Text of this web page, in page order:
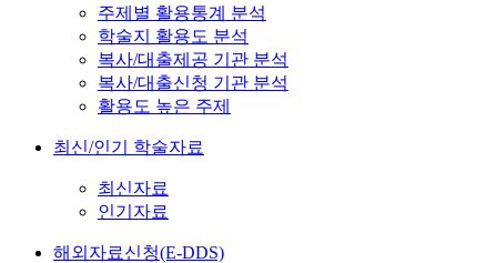
주제별 활용통계 분석
학술지 활용도 분석
복사/대출제공 기관 분석
복사/대출신청 기관 분석
활용도 높은 주제
최신/인기 학술자료
최신자료
인기자료
해외자료신청(E-DDS)